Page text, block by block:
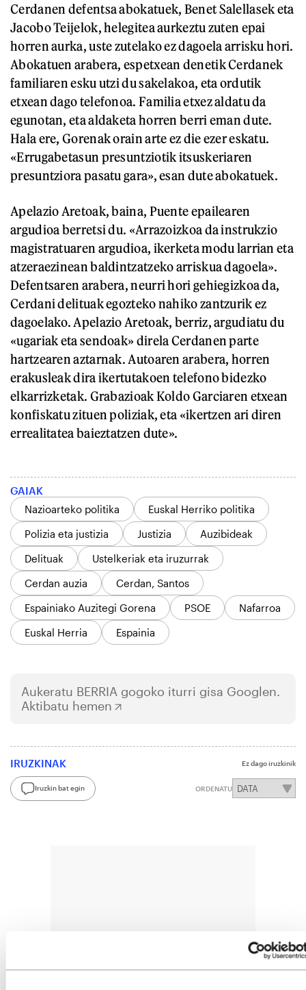
Cerdanen defentsa abokatuek, Benet Salellasek eta
Jacobo Teijelok, helegitea aurkeztu zuten epai
horren aurka, uste zutelako ez dagoela arrisku hori.
Abokatuen arabera, espetxean denetik Cerdanek
familiaren esku utzi du sakelakoa, eta ordutik
etxean dago telefonoa. Familia etxez aldatu da
egunotan, eta aldaketa horren berri eman dute.
Hala ere, Gorenak orain arte ez die ezer eskatu.
«Errugabetasun presuntziotik itsuskeriaren
presuntziora pasatu gara», esan dute abokatuek.
Apelazio Aretoak, baina, Puente epailearen
argudioa berretsi du. «Arrazoizkoa da instrukzio
magistratuaren argudioa, ikerketa modu larrian eta
atzeraezinean baldintzatzeko arriskua dagoela».
Defentsaren arabera, neurri hori gehiegizkoa da,
Cerdani delituak egozteko nahiko zantzurik ez
dagoelako. Apelazio Aretoak, berriz, argudiatu du
«ugariak eta sendoak» direla Cerdanen parte
hartzearen aztarnak. Autoaren arabera, horren
erakusleak dira ikertutakoen telefono bidezko
elkarrizketak. Grabazioak Koldo Garciaren etxean
konfiskatu zituen poliziak, eta «ikertzen ari diren
errealitatea baieztatzen dute».
GAIAK
Nazioarteko politika
Euskal Herriko politika
Polizia eta justizia
Justizia
Auzibideak
Delituak
Ustelkeriak eta iruzurrak
Cerdan auzia
Cerdan, Santos
Espainiako Auzitegi Gorena
PSOE
Nafarroa
Euskal Herria
Espainia
Aukeratu BERRIA gogoko iturri gisa Googlen.
Aktibatu hemen
IRUZKINAK Ez dago iruzkinik
Iruzkin bat egin ORDENATU